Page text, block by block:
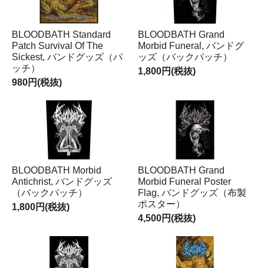
BLOODBATH Standard
Patch Survival Of The
Sickest, バンドグッズ（パ
ッチ）
980円(税抜)
BLOODBATH Grand
Morbid Funeral, バンドグ
ッズ（バックパッチ）
1,800円(税抜)
BLOODBATH Morbid
Antichrist, バンドグッズ
（バックパッチ）
1,800円(税抜)
BLOODBATH Grand
Morbid Funeral Poster
Flag, バンドグッズ（布製
ポスター）
4,500円(税抜)